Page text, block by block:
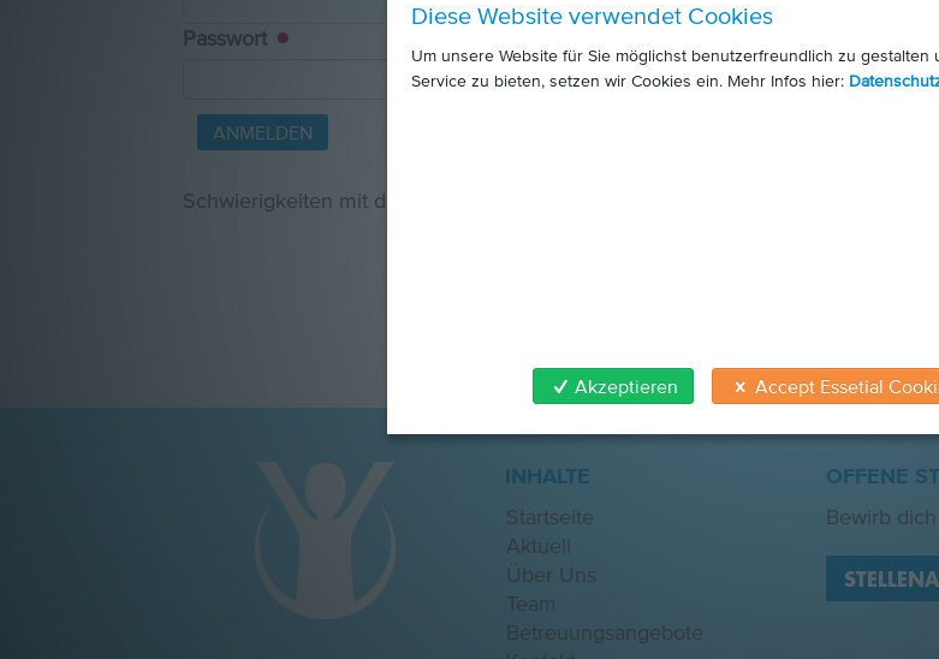
Passwort
Schwierigkeiten mit dem Anmelden?
INHALTE
Startseite
Aktuell
Über Uns
Team
Betreuungsangebote
OFFENE
Bewirb
Diese Website verwendet Cookies
Um unsere Website für Sie möglichst benutzerfreundlich zu gestalten
Service zu bieten, setzen wir Cookies ein. Mehr Infos hier:
Akzeptieren Accept Essetial